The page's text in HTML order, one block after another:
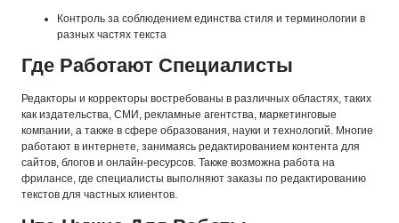
Контроль за соблюдением единства стиля и терминологии в
разных частях текста
Где Работают Специалисты
Редакторы и корректоры востребованы в различных областях, таких
как издательства, СМИ, рекламные агентства, маркетинговые
компании, а также в сфере образования, науки и технологий. Многие
работают в интернете, занимаясь редактированием контента для
сайтов, блогов и онлайн-ресурсов. Также возможна работа на
фрилансе, где специалисты выполняют заказы по редактированию
текстов для частных клиентов.